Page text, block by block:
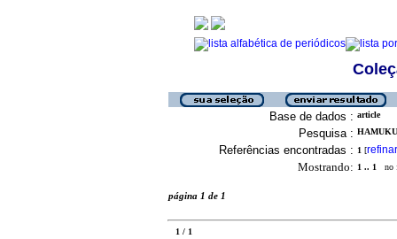
Base de dados : article
Pesquisa :
Referências encontradas : 1 [refinar
Mostrando: 1 .. 1 no
página 1 de 1
1 / 1